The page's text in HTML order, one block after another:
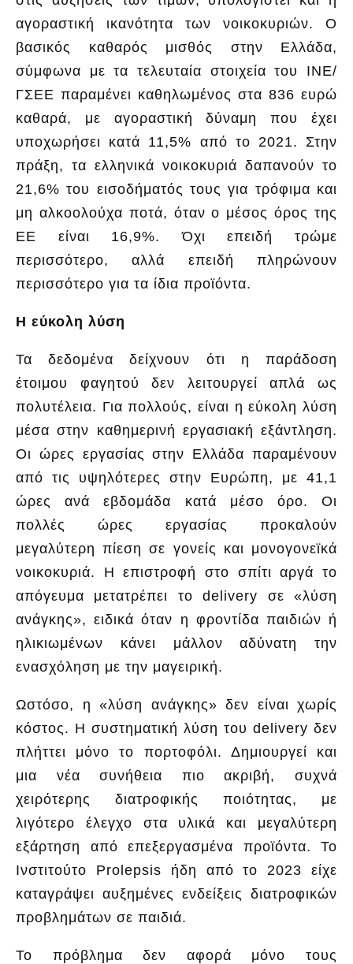
αγοραστική ικανότητα των νοικοκυριών. Ο
βασικός καθαρός μισθός στην Ελλάδα,
σύμφωνα με τα τελευταία στοιχεία του ΙΝΕ/
ΓΣΕΕ παραμένει καθηλωμένος στα 836 ευρώ
καθαρά, με αγοραστική δύναμη που έχει
υποχωρήσει κατά 11,5% από το 2021. Στην
πράξη, τα ελληνικά νοικοκυριά δαπανούν το
21,6% του εισοδήματός τους για τρόφιμα και
μη αλκοολούχα ποτά, όταν ο μέσος όρος της
ΕΕ είναι 16,9%. Όχι επειδή τρώμε
περισσότερο, αλλά επειδή πληρώνουν
περισσότερο για τα ίδια προϊόντα.
Η εύκολη λύση
Τα δεδομένα δείχνουν ότι η παράδοση
έτοιμου φαγητού δεν λειτουργεί απλά ως
πολυτέλεια. Για πολλούς, είναι η εύκολη λύση
μέσα στην καθημερινή εργασιακή εξάντληση.
Οι ώρες εργασίας στην Ελλάδα παραμένουν
από τις υψηλότερες στην Ευρώπη, με 41,1
ώρες ανά εβδομάδα κατά μέσο όρο. Οι
πολλές ώρες εργασίας προκαλούν
μεγαλύτερη πίεση σε γονείς και μονογονεϊκά
νοικοκυριά. Η επιστροφή στο σπίτι αργά το
απόγευμα μετατρέπει το delivery σε «λύση
ανάγκης», ειδικά όταν η φροντίδα παιδιών ή
ηλικιωμένων κάνει μάλλον αδύνατη την
ενασχόληση με την μαγειρική.
Ωστόσο, η «λύση ανάγκης» δεν είναι χωρίς
κόστος. Η συστηματική λύση του delivery δεν
πλήττει μόνο το πορτοφόλι. Δημιουργεί και
μια νέα συνήθεια πιο ακριβή, συχνά
χειρότερης διατροφικής ποιότητας, με
λιγότερο έλεγχο στα υλικά και μεγαλύτερη
εξάρτηση από επεξεργασμένα προϊόντα. Το
Ινστιτούτο Prolepsis ήδη από το 2023 είχε
καταγράψει αυξημένες ενδείξεις διατροφικών
προβλημάτων σε παιδιά.
Το πρόβλημα δεν αφορά μόνο τους